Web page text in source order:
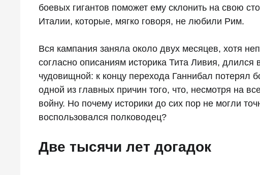
боевых гигантов поможет ему склонить на свою
Италии, которые, мягко говоря, не любили Рим.
Вся кампания заняла около двух месяцев, хотя
согласно описаниям историка Тита Ливия, длился
чудовищной: к концу перехода Ганнибал потерял
одной из главных причин того, что, несмотря на
войну. Но почему историки до сих пор не могли
воспользовался полководец?
Две тысячи лет догадок